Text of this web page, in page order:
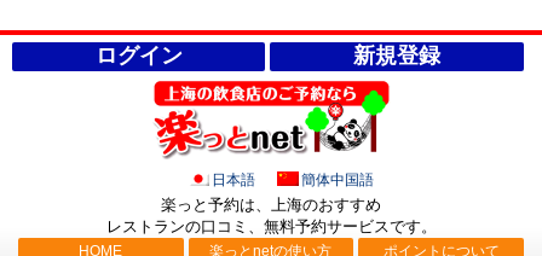
ログイン 新規登録
日本語 簡体中国語
楽っと予約は、上海のおすすめ
レストランの口コミ、無料予約サービスです。
HOME 楽っとnetの使い方 ポイントについて